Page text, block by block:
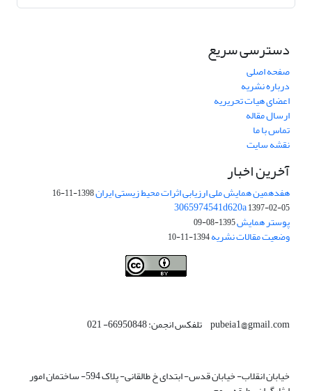
دسترسی سریع
صفحه اصلی
درباره نشریه
اعضای هیات تحریریه
ارسال مقاله
تماس با ما
نقشه سایت
آخرین اخبار
هفدهمین همایش ملی ارزیابی اثرات محیط زیستی ایران1398-11-16
3065974541d620a1397-02-05
پوستر همایش1395-08-09
وضعیت مقالات نشریه1394-11-10
pubeia1@gmail.com تلفکس انجمن: 66950848- 021
خیابان انقلاب- خیابان قدس- ابتدای خ طالقانی- پلاک 594- ساختمان امور